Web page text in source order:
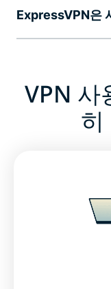
ExpressVPN은
VPN 사
히